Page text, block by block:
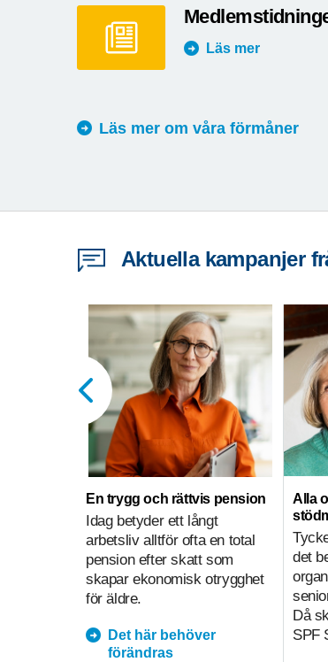
Läs mer
Läs mer om våra förmåner
Aktuella kampanjer
En trygg och rättvis pension
Idag betyder ett långt
arbetsliv alltför ofta en total
pension efter skatt som
skapar ekonomisk otrygghet
för äldre.
Det här behöver
förändras
Alla
det
Då
SPF